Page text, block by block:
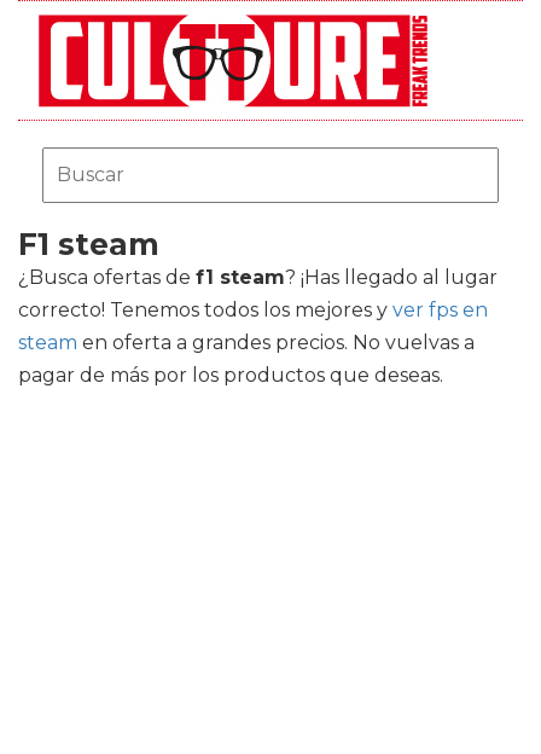
F1 steam
¿Busca ofertas de f1 steam? ¡Has llegado al lugar
correcto! Tenemos todos los mejores y ver fps en
steam en oferta a grandes precios. No vuelvas a
pagar de más por los productos que deseas.